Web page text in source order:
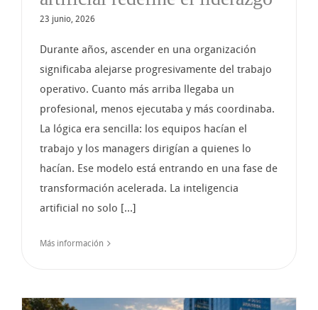
23 junio, 2026
Durante años, ascender en una organización
significaba alejarse progresivamente del trabajo
operativo. Cuanto más arriba llegaba un
profesional, menos ejecutaba y más coordinaba.
La lógica era sencilla: los equipos hacían el
trabajo y los managers dirigían a quienes lo
hacían. Ese modelo está entrando en una fase de
transformación acelerada. La inteligencia
artificial no solo [...]
Más información